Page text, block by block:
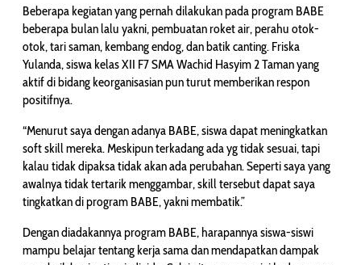
Beberapa kegiatan yang pernah dilakukan pada program BABE
beberapa bulan lalu yakni, pembuatan roket air, perahu otok-
otok, tari saman, kembang endog, dan batik canting. Friska
Yulanda, siswa kelas XII F7 SMA Wachid Hasyim 2 Taman yang
aktif di bidang keorganisasian pun turut memberikan respon
positifnya.
“Menurut saya dengan adanya BABE, siswa dapat meningkatkan
soft skill mereka. Meskipun terkadang ada yg tidak sesuai, tapi
kalau tidak dipaksa tidak akan ada perubahan. Seperti saya yang
awalnya tidak tertarik menggambar, skill tersebut dapat saya
tingkatkan di program BABE, yakni membatik.”
Dengan diadakannya program BABE, harapannya siswa-siswi
mampu belajar tentang kerja sama dan mendapatkan dampak